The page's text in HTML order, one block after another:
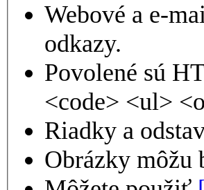
Webové a e-
odkazy.
Povolené sú
<code> <ul>
Riadky a
Obrázky môžu